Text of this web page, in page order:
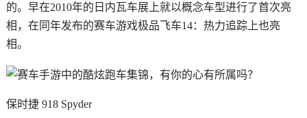
的。早在2010年的日内瓦车展上就以概念车型进行了首次亮
相，在同年发布的赛车游戏极品飞车14：热力追踪上也亮
相。
保时捷 918 Spyder